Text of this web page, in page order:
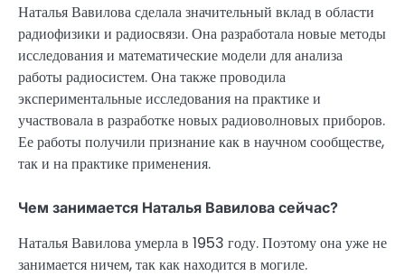
Наталья Вавилова сделала значительный вклад в области
радиофизики и радиосвязи. Она разработала новые методы
исследования и математические модели для анализа
работы радиосистем. Она также проводила
экспериментальные исследования на практике и
участвовала в разработке новых радиоволновых приборов.
Ее работы получили признание как в научном сообществе,
так и на практике применения.
Чем занимается Наталья Вавилова сейчас?
Наталья Вавилова умерла в 1953 году. Поэтому она уже не
занимается ничем, так как находится в могиле.